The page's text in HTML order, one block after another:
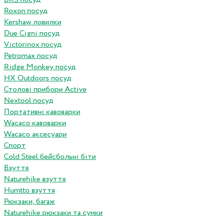
Roxon посуд
Kershaw ловилки
Due Cigni посуд
Victorinox посуд
Petromax посуд
Ridge Monkey посуд
HX Outdoors посуд
Столові прибори Active
Nextool посуд
Портативні кавоварки
Wacaco кавоварки
Wacaco аксесуари
Спорт
Cold Steel бейсбольні біти
Взуття
Naturehike взуття
Humtto взуття
Рюкзаки, багаж
Naturehike рюкзаки та сумки